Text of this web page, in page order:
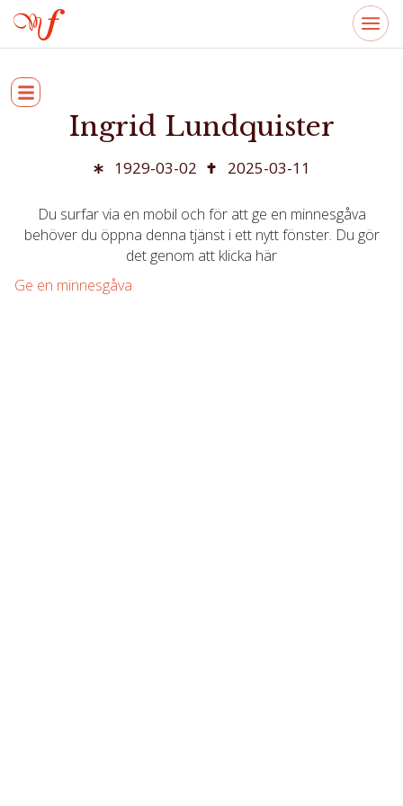
Ingrid Lundquister
1929-03-02 2025-03-11
Du surfar via en mobil och för att ge en minnesgåva
behöver du öppna denna tjänst i ett nytt fönster. Du gör
det genom att klicka här
Ge en minnesgåva